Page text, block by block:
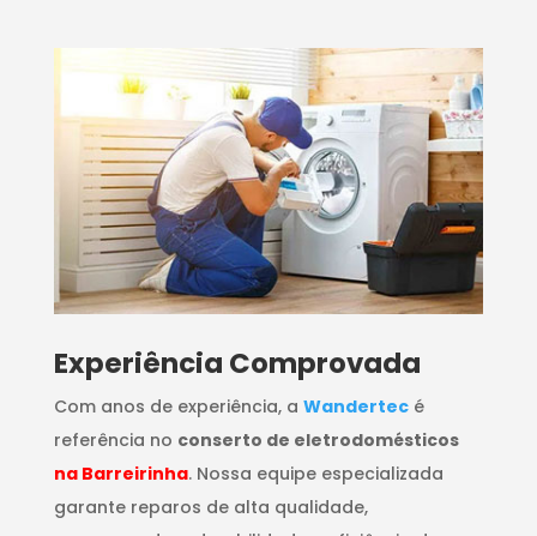
​Experiência Comprovada
Com anos de experiência, a Wandertecé
referência no conserto de eletrodomésticos
na Barreirinha. Nossa equipe especializada
garante reparos de alta qualidade,